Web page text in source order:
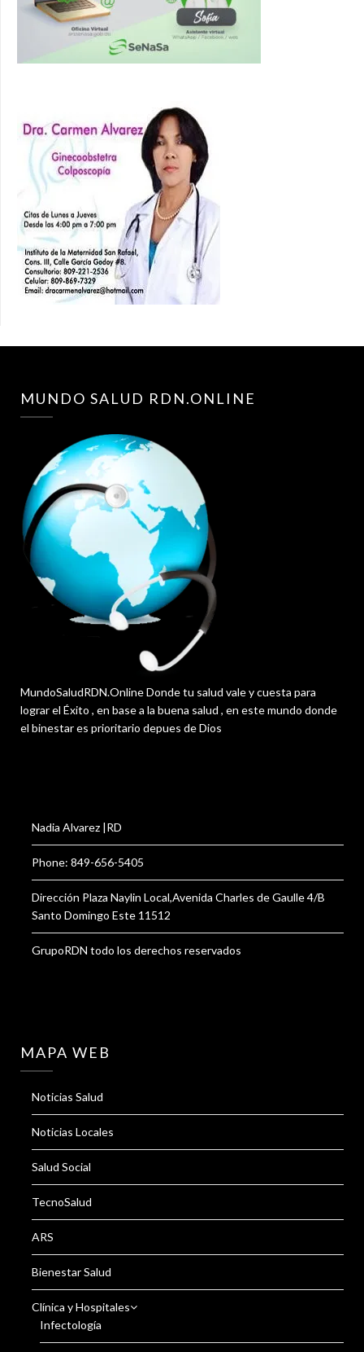
MUNDO SALUD RDN.ONLINE
MundoSaludRDN.Online Donde tu salud vale y cuesta para
lograr el Éxito , en base a la buena salud , en este mundo donde
el binestar es prioritario depues de Dios
Nadia Alvarez |RD
Phone: 849-656-5405
Dirección Plaza Naylin Local,Avenida Charles de Gaulle 4/B
Santo Domingo Este 11512
GrupoRDN todo los derechos reservados
MAPA WEB
Noticias Salud
Noticias Locales
Salud Social
TecnoSalud
ARS
Bienestar Salud
Clínica y Hospitales
Infectología